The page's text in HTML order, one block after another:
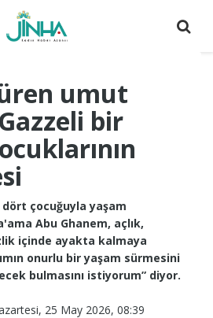
umut
bir
dört çocuğuyla yaşam
Abu Ghanem, açlık,
içinde ayakta kalmaya
onurlu bir yaşam sürmesini
bulmasını istiyorum” diyor.
25 May 2026, 08:39